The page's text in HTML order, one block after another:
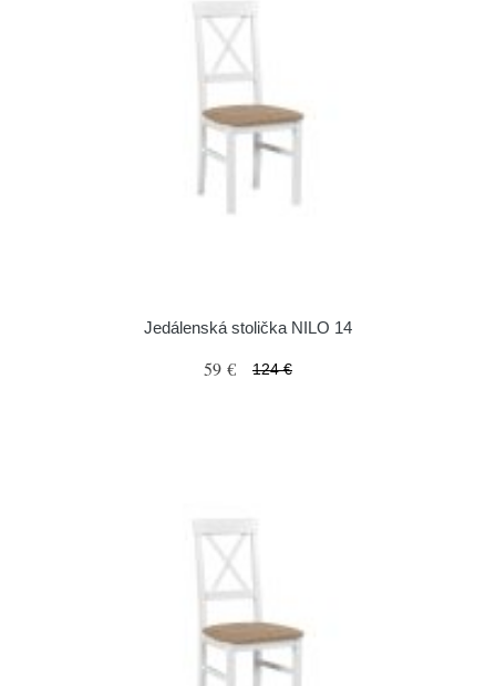
Jedálenská stolička NILO 14
59 € 124 €